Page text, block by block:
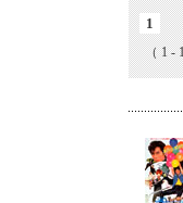
1
（ 1 -